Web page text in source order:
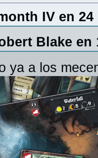
IV en 24
Blake en
ya a los